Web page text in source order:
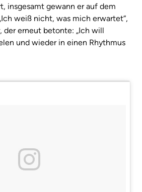
insgesamt gewann er auf dem
weiß nicht, was mich erwartet“,
der erneut betonte: „Ich will
und wieder in einen Rhythmus